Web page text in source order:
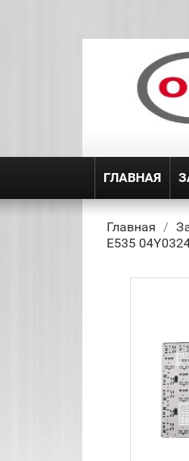
ГЛАВНАЯ
Главная
E535